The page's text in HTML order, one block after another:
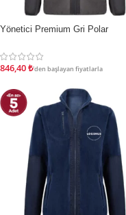
İNDIRIM
Yönetici Premium Gri Polar
846,40₺'den başlayan fiyatlarla